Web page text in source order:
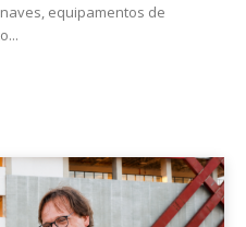
equipamentos de